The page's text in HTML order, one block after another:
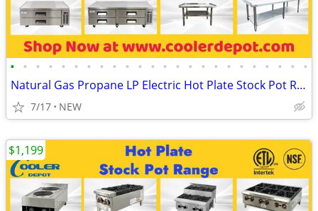
• • • • • • • • • • • • • • • • • • • • • • • •
Natural Gas Propane LP Electric Hot Plate Stock Pot Range
7/17 NEW
$1,199